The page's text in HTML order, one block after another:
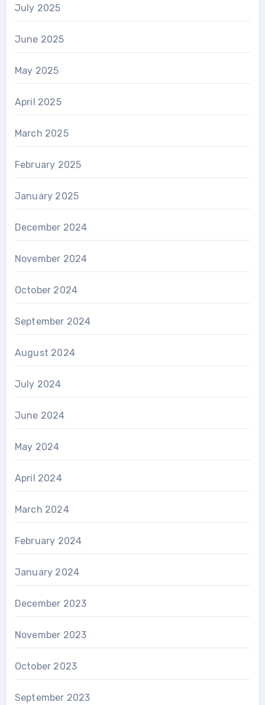
July 2025
June 2025
May 2025
April 2025
March 2025
February 2025
January 2025
December 2024
November 2024
October 2024
September 2024
August 2024
July 2024
June 2024
May 2024
April 2024
March 2024
February 2024
January 2024
December 2023
November 2023
October 2023
September 2023